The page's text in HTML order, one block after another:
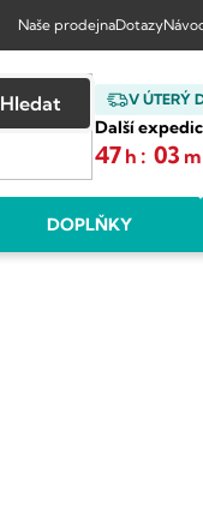
Naše prodejnaDotazy
V ÚTERÝ
Další
47 h : 03 m
Hledat
DOPLŇKY